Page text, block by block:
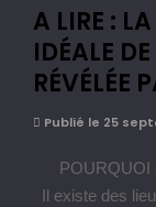
A LIRE :
IDÉALE
RÉVÉLÉE
Publié le 25
POURQUOI «
Il existe des